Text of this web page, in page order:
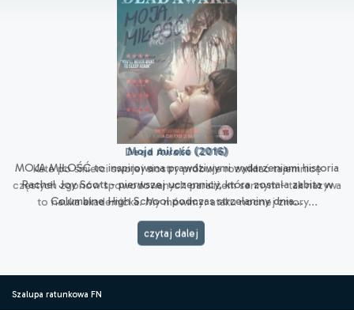
Dead Awake (2016)
Kate po śmierci swojej siostry próbuje rozwikłać tajemnicę
częstych zgonów spowodowanych paraliżem sennym - tak nazywa
to nauka akademicka. My mówimy: ataku nocnej zmory...
czytaj dalej
Szalupa ratunkowa FN